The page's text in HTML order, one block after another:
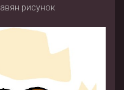
рисунок